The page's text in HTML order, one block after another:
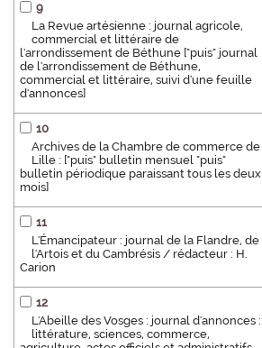
9
La Revue artésienne : journal agricole,
commercial et littéraire de
l'arrondissement de Béthune ["puis" journal
de l'arrondissement de Béthune,
commercial et littéraire, suivi d'une feuille
d'annonces]
10
Archives de la Chambre de commerce de
Lille : ["puis" bulletin mensuel "puis"
bulletin périodique paraissant tous les deux
mois]
11
L'Émancipateur : journal de la Flandre, de
l'Artois et du Cambrésis / rédacteur : H.
Carion
12
L'Abeille des Vosges : journal d'annonces :
littérature, sciences, commerce,